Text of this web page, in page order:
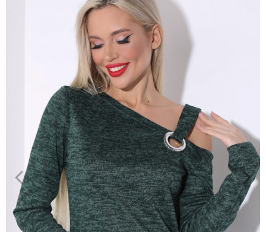
< >